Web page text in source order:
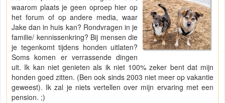
waarom plaats je geen oproep hier op
het forum of op andere media, waar
Jake dan in huis kan? Rondvragen in je
familie/ kennissenkring? Bij mensen die
je tegenkomt tijdens honden uitlaten?
Soms komen er verrassende dingen
uit. Ik kan niet genieten als ik niet 100% zeker bent dat mijn
honden goed zitten. (Ben ook sinds 2003 niet meer op vakantie
geweest). Ik zal je niets vertellen over mijn ervaring met een
pension. ;)